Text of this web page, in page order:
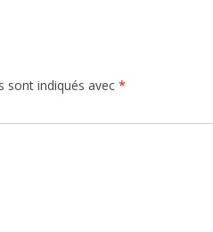
sont indiqués avec *